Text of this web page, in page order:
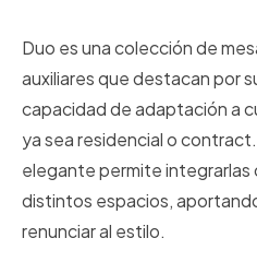
Duo es una colección de
auxiliares que destacan por
capacidad de adaptación a
ya sea residencial o
elegante permite integrarlas
distintos espacios,
renunciar al estilo.